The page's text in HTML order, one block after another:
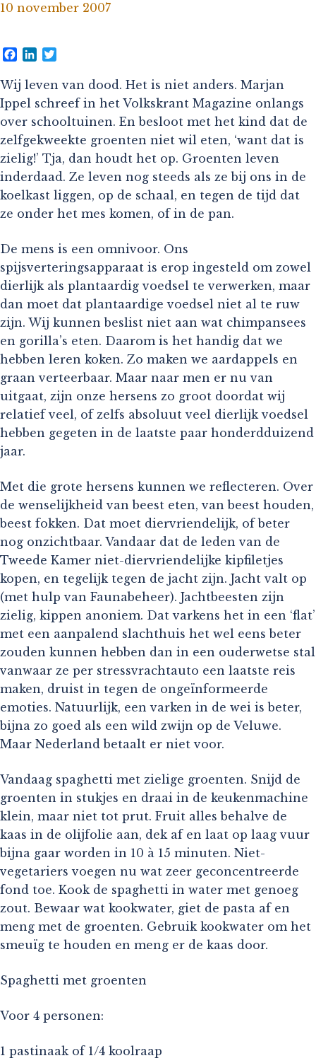
10 november 2007
Facebook
LinkedIn
Wij leven van dood. Het is niet anders. Marjan
Ippel schreef in het Volkskrant Magazine onlangs
over schooltuinen. En besloot met het kind dat de
zelfgekweekte groenten niet wil eten, ‘want dat is
zielig!’ Tja, dan houdt het op. Groenten leven
inderdaad. Ze leven nog steeds als ze bij ons in de
koelkast liggen, op de schaal, en tegen de tijd dat
ze onder het mes komen, of in de pan.
De mens is een omnivoor. Ons
spijsverteringsapparaat is erop ingesteld om zowel
dierlijk als plantaardig voedsel te verwerken, maar
dan moet dat plantaardige voedsel niet al te ruw
zijn. Wij kunnen beslist niet aan wat chimpansees
en gorilla’s eten. Daarom is het handig dat we
hebben leren koken. Zo maken we aardappels en
graan verteerbaar. Maar naar men er nu van
uitgaat, zijn onze hersens zo groot doordat wij
relatief veel, of zelfs absoluut veel dierlijk voedsel
hebben gegeten in de laatste paar honderdduizend
jaar.
Met die grote hersens kunnen we reflecteren. Over
de wenselijkheid van beest eten, van beest houden,
beest fokken. Dat moet diervriendelijk, of beter
nog onzichtbaar. Vandaar dat de leden van de
Tweede Kamer niet-diervriendelijke kipfiletjes
kopen, en tegelijk tegen de jacht zijn. Jacht valt op
(met hulp van Faunabeheer). Jachtbeesten zijn
zielig, kippen anoniem. Dat varkens het in een ‘flat’
met een aanpalend slachthuis het wel eens beter
zouden kunnen hebben dan in een ouderwetse stal
vanwaar ze per stressvrachtauto een laatste reis
maken, druist in tegen de ongeïnformeerde
emoties. Natuurlijk, een varken in de wei is beter,
bijna zo goed als een wild zwijn op de Veluwe.
Maar Nederland betaalt er niet voor.
Vandaag spaghetti met zielige groenten. Snijd de
groenten in stukjes en draai in de keukenmachine
klein, maar niet tot prut. Fruit alles behalve de
kaas in de olijfolie aan, dek af en laat op laag vuur
bijna gaar worden in 10 à 15 minuten. Niet-
vegetariers voegen nu wat zeer geconcentreerde
fond toe. Kook de spaghetti in water met genoeg
zout. Bewaar wat kookwater, giet de pasta af en
meng met de groenten. Gebruik kookwater om het
smeuïg te houden en meng er de kaas door.
Spaghetti met groenten
Voor 4 personen:
1 pastinaak of 1/4 koolraap